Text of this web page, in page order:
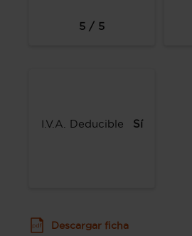
5 / 5
I.V.A. Deducible Sí
Descargar ficha